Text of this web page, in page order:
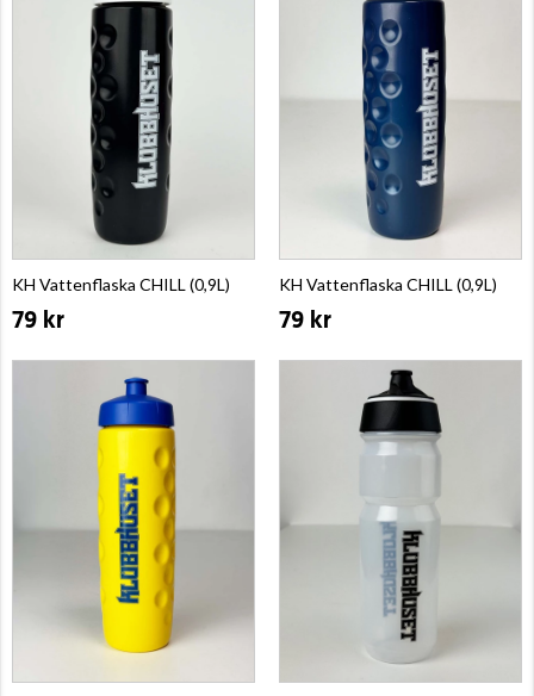
KH Vattenflaska CHILL (0,9L)
79 kr
KH Vattenflaska CHILL (0,9L)
79 kr